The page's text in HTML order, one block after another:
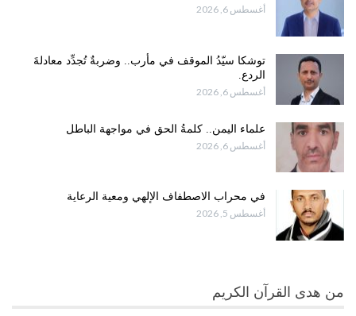
أغسطس 6, 2026
توشكا سيّدُ الموقف في مأرب.. وضربةٌ تُجدِّد معادلةَ
الردع.
أغسطس 6, 2026
علماء اليمن.. كلمةُ الحق في مواجهة الباطل
أغسطس 6, 2026
في محراب الاصطفاف الإلهي ومعية الرعاية
أغسطس 5, 2026
من هدى القرآن الكريم